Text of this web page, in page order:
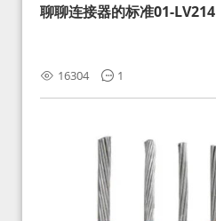
聊聊连接器的标准01-LV214
16304 1